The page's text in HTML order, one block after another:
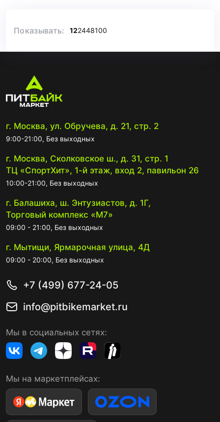
Показывать: 122448100
г. Москва, ул. Обручева, д. 21, стр. 2
9:00-21:00, Без выходных
г. Москва, Сколковское ш., д. 31, стр. 1
ТЦ «СпортХит», 1-й этаж, вход 2, павильон 26
10:00-21:00, Без выходных
г. Балашиха, ш. Энтузиастов, д. 1Г,
Торговый комплекс «М7»
09:00 - 21:00, Без выходных
г. Мытищи, Ярмарочная улица, 4Д
09:00 - 20:00, Без выходных
+7 (499) 677-24-05
info@pitbikemarket.ru
Мы в социальных сетях:
Мы на маркетплейсах: